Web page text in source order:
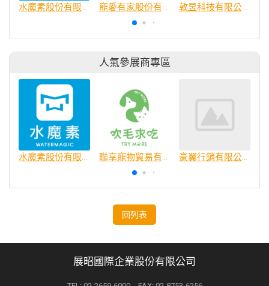
水魔素股份有限公司 寵愛有家股份有限公司 敦昱科技有限公司
人氣參展商專區
水魔素股份有限公司 聯享寵物貿易有限公司 豪翼行銷有限公司
回列表
展昭國際企業股份有限公司